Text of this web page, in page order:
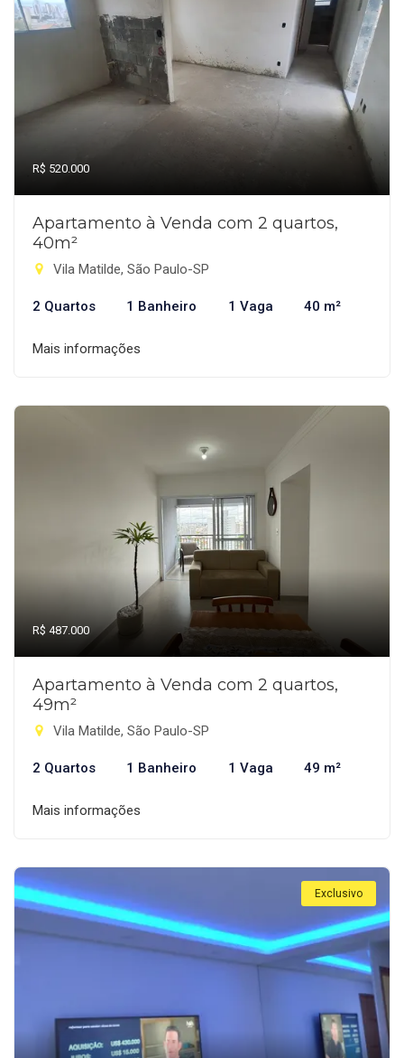
R$ 520.000
Apartamento à Venda com 2 quartos,
40m²
Vila Matilde, São Paulo-SP
2 Quartos 1 Banheiro 1 Vaga 40 m²
Mais informações
R$ 487.000
Apartamento à Venda com 2 quartos,
49m²
Vila Matilde, São Paulo-SP
2 Quartos 1 Banheiro 1 Vaga 49 m²
Mais informações
Exclusivo